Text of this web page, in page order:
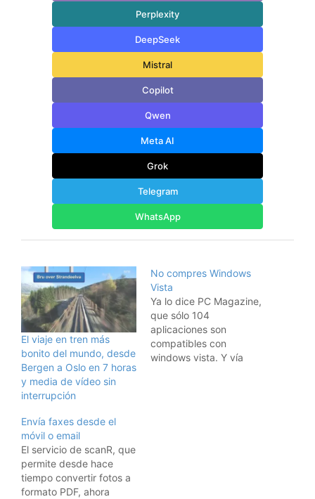
Perplexity
DeepSeek
Mistral
Copilot
Qwen
Meta AI
Grok
Telegram
WhatsApp
El viaje en tren más
bonito del mundo, desde
Bergen a Oslo en 7 horas
y media de vídeo sin
interrupción
No compres Windows
Vista
Ya lo dice PC Magazine,
que sólo 104
aplicaciones son
compatibles con
windows vista. Y vía
Envía faxes desde el
móvil o email
El servicio de scanR, que
permite desde hace
tiempo convertir fotos a
formato PDF, ahora